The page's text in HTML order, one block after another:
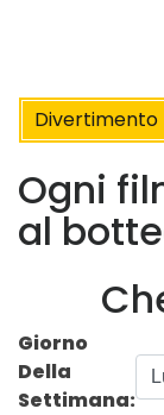
Divertimento
Ogni
al
Giorno
Della
Settimana: